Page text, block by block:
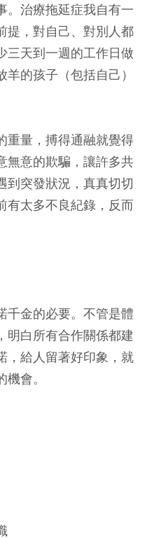
。治療拖延症我自有一
提，對自己、對別人都
三天到一週的工作日做
的孩子（包括自己）
重量，搏得通融就覺得
無意的欺騙，讓許多共
到突發狀況，真真切切
有太多不良紀錄，反而
千金的必要。不管是體
明白所有合作關係都建
，給人留著好印象，就
會。